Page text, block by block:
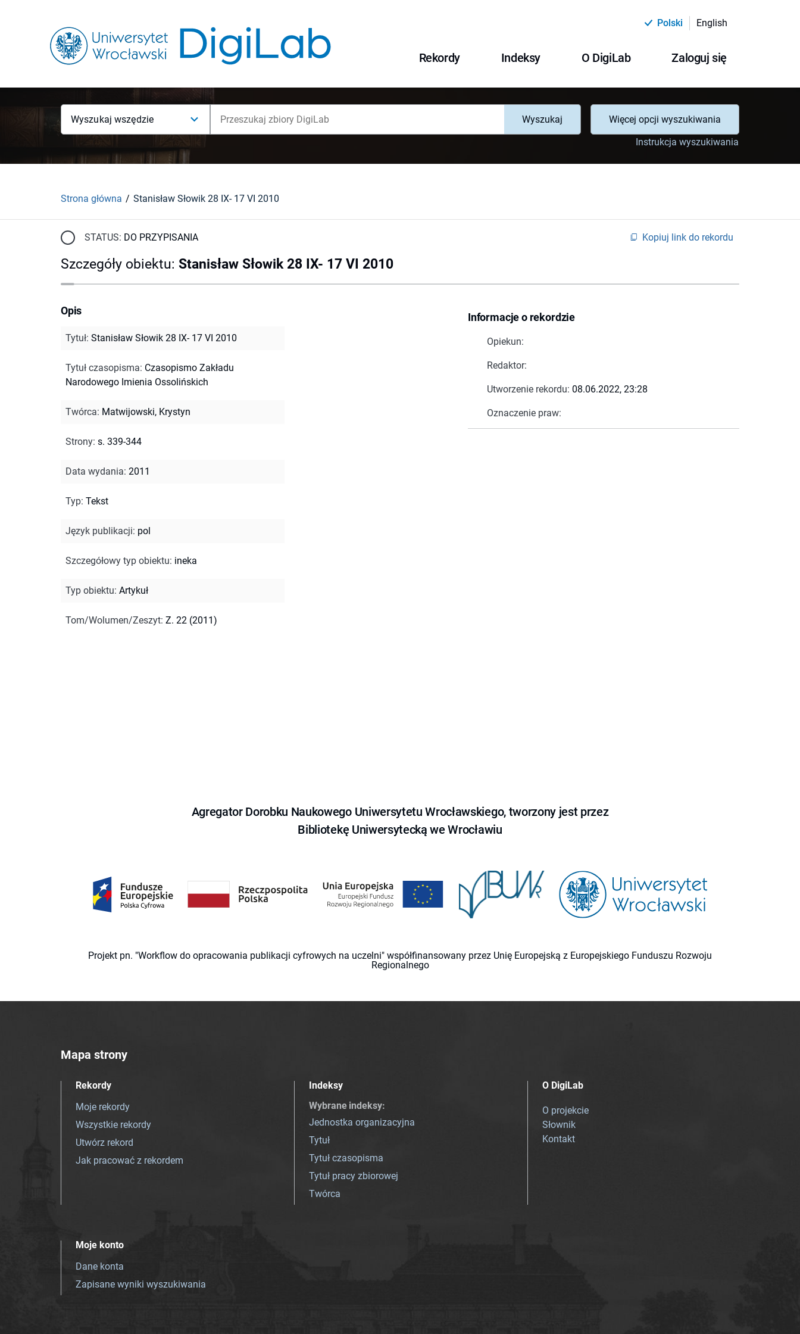
Polski English
Rekordy Indeksy O DigiLab Zaloguj się
Wyszukaj wszędzie Wyszukaj
Więcej opcji wyszukiwania
Instrukcja wyszukiwania
Strona główna Stanisław Słowik 28 IX- 17 VI 2010
STATUS: DO PRZYPISANIA Kopiuj link do rekordu
Szczegóły obiektu: Stanisław Słowik 28 IX- 17 VI 2010
Informacje o rekordzie
Opiekun:
Redaktor:
Utworzenie rekordu: 08.06.2022, 23:28
Oznaczenie praw:
Opis
Tytuł: Stanisław Słowik 28 IX- 17 VI 2010
Tytuł czasopisma: Czasopismo Zakładu
Narodowego Imienia Ossolińskich
Twórca: Matwijowski, Krystyn
Strony: s. 339-344
Data wydania: 2011
Typ: Tekst
Język publikacji: pol
Szczegółowy typ obiektu: ineka
Typ obiektu: Artykuł
Tom/Wolumen/Zeszyt: Z. 22 (2011)
Agregator Dorobku Naukowego Uniwersytetu Wrocławskiego, tworzony jest przez
Bibliotekę Uniwersytecką we Wrocławiu
Projekt pn. "Workflow do opracowania publikacji cyfrowych na uczelni" współfinansowany przez Unię Europejską z Europejskiego Funduszu Rozwoju
Regionalnego
Mapa strony
Rekordy
Moje rekordy
Wszystkie rekordy
Utwórz rekord
Jak pracować z rekordem
Indeksy
Wybrane indeksy:
Jednostka organizacyjna
Tytuł
Tytuł czasopisma
Tytuł pracy zbiorowej
Twórca
O DigiLab
O projekcie
Słownik
Kontakt
Moje konto
Dane konta
Zapisane wyniki wyszukiwania